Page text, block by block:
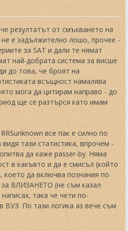
резултатът от смъкването на
е задължително лошо, прочее -
за SAT и дали те нямат
най-добрата система за висше
до това, че броят на
всъщност намалява
мога да цитирам направо - до
ще се разтърся като имам
все пак е силно по
тази статистика, впрочем -
да каже passer-by. Няма
в какъвто и да е смисъл (който
което да включва познания по
ВЛИЗАНЕТО (не съм казал
така че чети по-
ВУЗ. По тази логика аз вече съм